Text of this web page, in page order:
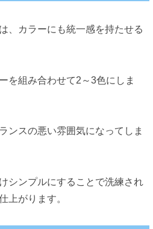
、カラーにも統一感を持たせる
を組み合わせて2～3色にしま
ンスの悪い雰囲気になってしま
シンプルにすることで洗練され
上がります。